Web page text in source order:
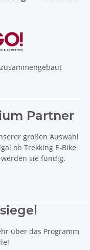
Partner
großen Auswahl
ob Trekking E-Bike
sie fündig.
über das Programm